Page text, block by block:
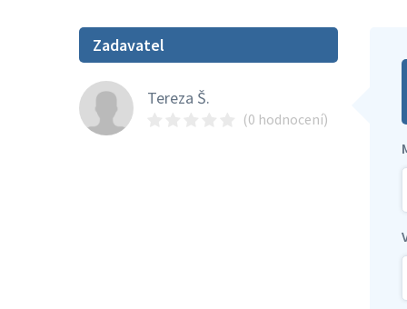
Zadavatel
Tereza Š.
(0 hodnocení)